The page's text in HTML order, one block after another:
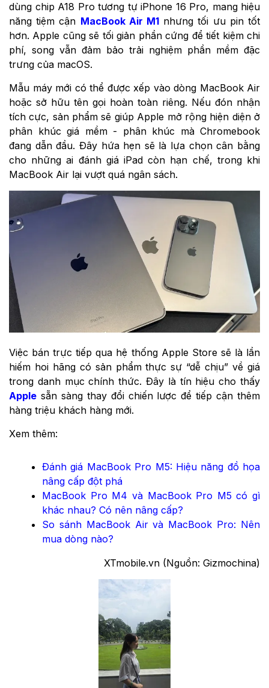
dùng chip A18 Pro tương tự iPhone 16 Pro, mang hiệu
năng tiệm cận MacBook Air M1 nhưng tối ưu pin tốt
hơn. Apple cũng sẽ tối giản phần cứng để tiết kiệm chi
phí, song vẫn đảm bảo trải nghiệm phần mềm đặc
trưng của macOS.
Mẫu máy mới có thể được xếp vào dòng MacBook Air
hoặc sở hữu tên gọi hoàn toàn riêng. Nếu đón nhận
tích cực, sản phẩm sẽ giúp Apple mở rộng hiện diện ở
phân khúc giá mềm - phân khúc mà Chromebook
đang dẫn đầu. Đây hứa hẹn sẽ là lựa chọn cân bằng
cho những ai đánh giá iPad còn hạn chế, trong khi
MacBook Air lại vượt quá ngân sách.
Việc bán trực tiếp qua hệ thống Apple Store sẽ là lần
hiếm hoi hãng có sản phẩm thực sự “dễ chịu” về giá
trong danh mục chính thức. Đây là tín hiệu cho thấy
Apple sẵn sàng thay đổi chiến lược để tiếp cận thêm
hàng triệu khách hàng mới.
Xem thêm:
Đánh giá MacBook Pro M5: Hiệu năng đồ họa
nâng cấp đột phá
MacBook Pro M4 và MacBook Pro M5 có gì
khác nhau? Có nên nâng cấp?
So sánh MacBook Air và MacBook Pro: Nên
mua dòng nào?
XTmobile.vn (Nguồn: Gizmochina)